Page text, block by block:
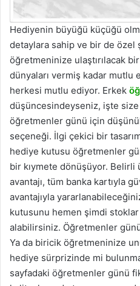
Hediyenin büyüğü küçüğü
detaylara sahip ve bir de özel
öğretmeninize ulaştırılacak
dünyaları vermiş kadar
herkesi mutlu ediyor. Erkek
düşüncesindeyseniz, işte
öğretmenler günü için
seçeneği. İlgi çekici bir
hediye kutusu öğretmenler
bir kıymete dönüşüyor. Belirli
avantajı, tüm banka kartıyla
avantajıyla
kutusunu hemen şimdi
alabilirsiniz. Öğretmenler
Ya da biricik öğretmeninize
hediye sürprizinde mi
sayfadaki öğretmenler günü